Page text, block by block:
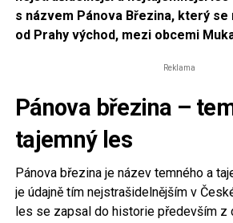
s názvem Pánova Březina, který
od Prahy východ, mezi obcemi
Reklama
Pánova březina –
tajemný les
Pánova březina je název temného a
je údajně tím nejstrašidelnějším v
les se zapsal do historie především z